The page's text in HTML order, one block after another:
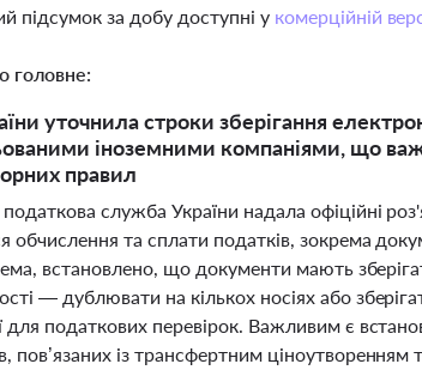
підсумок за добу доступні у комерційній
головне:
уточнила строки зберігання
іноземними компаніями, що
правил
служба України надала офіційні
обчислення та сплати податків, зокрема
встановлено, що документи мають
— дублювати на кількох носіях або
для податкових перевірок. Важливим є
пов’язаних із трансфертним